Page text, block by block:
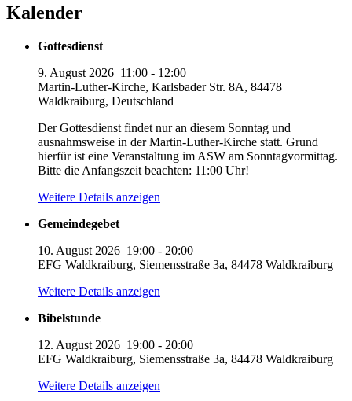
Kalender
Gottesdienst
9. August 2026 11:00 - 12:00
Martin-Luther-Kirche, Karlsbader Str. 8A, 84478
Waldkraiburg, Deutschland
Der Gottesdienst findet nur an diesem Sonntag und
ausnahmsweise in der Martin-Luther-Kirche statt. Grund
hierfür ist eine Veranstaltung im ASW am Sonntagvormittag.
Bitte die Anfangszeit beachten: 11:00 Uhr!
Weitere Details anzeigen
Gemeindegebet
10. August 2026 19:00 - 20:00
EFG Waldkraiburg, Siemensstraße 3a, 84478 Waldkraiburg
Weitere Details anzeigen
Bibelstunde
12. August 2026 19:00 - 20:00
EFG Waldkraiburg, Siemensstraße 3a, 84478 Waldkraiburg
Weitere Details anzeigen